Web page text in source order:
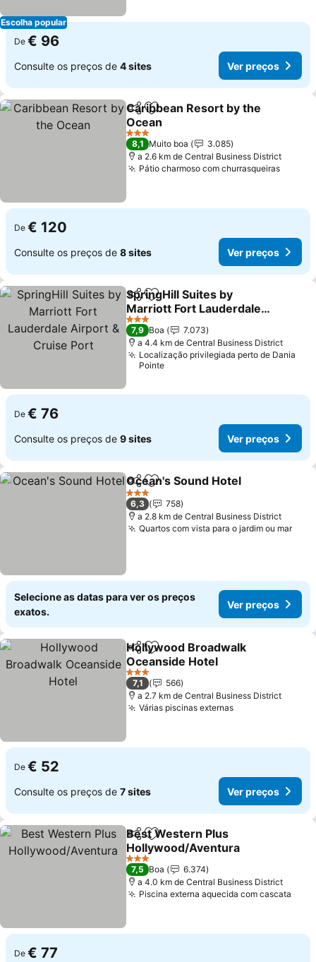
Escolha popular
De € 96
Consulte os preços de 4 sites Ver preços
PartilharAdicionar aos favoritos
Caribbean Resort by the
Ocean
Ver preços
3 Estrelas
8,1 Muito boa
3.085
a 2.6 km de Central Business District
Pátio charmoso com churrasqueirasVer
De € 120
Consulte os preços de 8 sites Ver preços
PartilharAdicionar aos favoritos
SpringHill Suites by
Marriott Fort Lauderdale
Airport & Cruise Port
Ver preços
3 Estrelas
7,9 Boa
7.073
a 4.4 km de Central Business District
Localização privilegiada perto de Dania
Pointe
De € 76
Consulte os preços de 9 sites Ver preços
PartilharAdicionar aos favoritos
Ocean's Sound Hotel
3 Estrelas
6,3
758
a 2.8 km de Central Business District
Quartos com vista para o jardim ou marVer
Selecione as datas para ver os preços
exatos.
Ver preços
PartilharAdicionar aos favoritos
Hollywood Broadwalk
Oceanside Hotel
Ver preços
3 Estrelas
7,1
566
a 2.7 km de Central Business District
Várias piscinas externasVer preços
De € 52
Consulte os preços de 7 sites Ver preços
PartilharAdicionar aos favoritos
Best Western Plus
Hollywood/Aventura
Ver preços
3 Estrelas
7,5 Boa
6.374
a 4.0 km de Central Business District
Piscina externa aquecida com cascata
De € 77